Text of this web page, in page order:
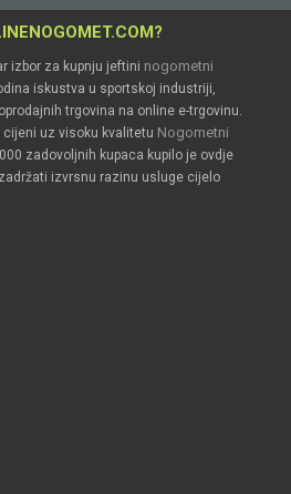
izbor za kupnju jeftini nogometni
iskustva u sportskoj industriji,
trgovina na online e-trgovinu.
cijeni uz visoku kvalitetu Nogometni
zadovoljnih kupaca kupilo je ovdje
izvrsnu razinu usluge cijelo